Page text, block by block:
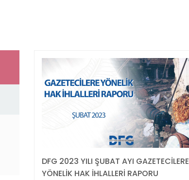
DFG 2023 YILI ŞUBAT AYI GAZETECİLERE
YÖNELİK HAK İHLALLERİ RAPORU